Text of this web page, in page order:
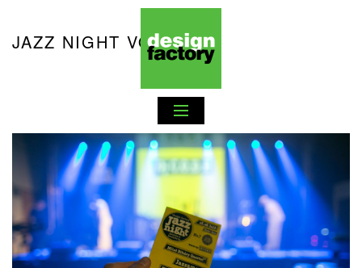
JAZZ NIGHT VOL. 7